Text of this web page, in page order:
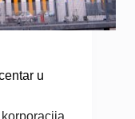
u